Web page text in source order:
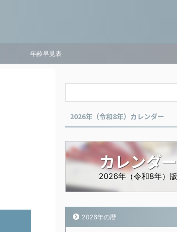
年齢早見表
2026年（令和8年）カレンダー
カレンダー
2026年（令和8年）版
2026年の暦